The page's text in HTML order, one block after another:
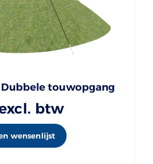
Dubbele touwopgang
btw
wensenlijst